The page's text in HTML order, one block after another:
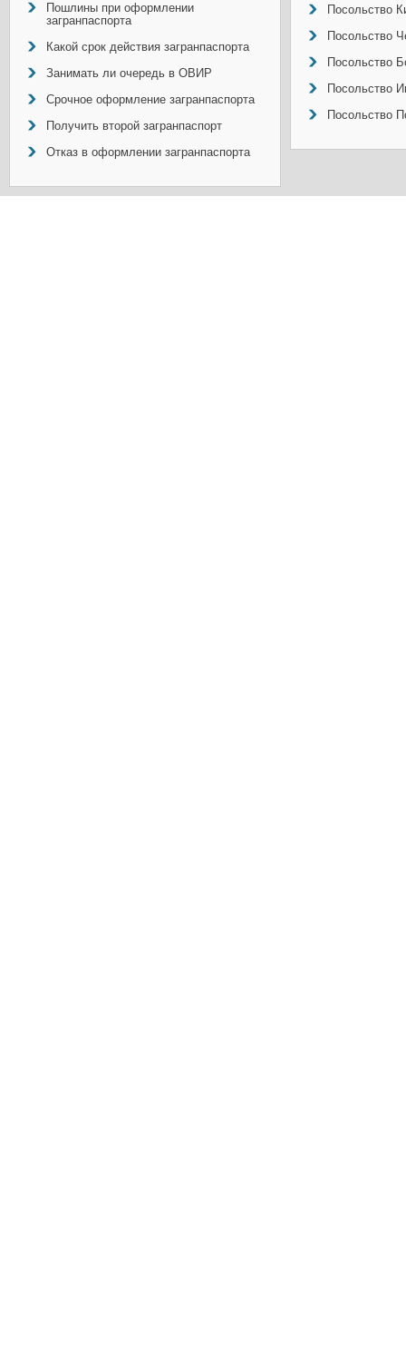
Пошлины при оформлении
загранпаспорта
Какой срок действия загранпаспорта
Занимать ли очередь в ОВИР
Срочное оформление загранпаспорта
Получить второй загранпаспорт
Отказ в оформлении загранпаспорта
Посольство
Посольство
Посольство
Посольство
Посольство